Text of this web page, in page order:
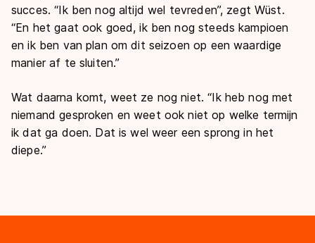
succes. “Ik ben nog altijd wel tevreden”, zegt Wüst.
“En het gaat ook goed, ik ben nog steeds kampioen
en ik ben van plan om dit seizoen op een waardige
manier af te sluiten.”
Wat daarna komt, weet ze nog niet. “Ik heb nog met
niemand gesproken en weet ook niet op welke termijn
ik dat ga doen. Dat is wel weer een sprong in het
diepe.”